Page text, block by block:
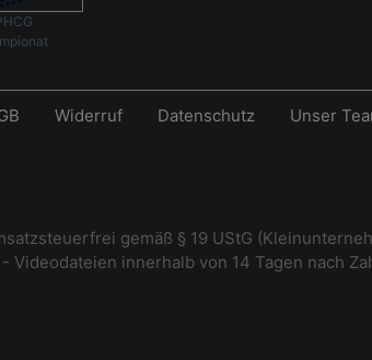
Widerruf Datenschutz Unser
gemäß § 19 UStG
Videodateien innerhalb von 14 Tagen nach